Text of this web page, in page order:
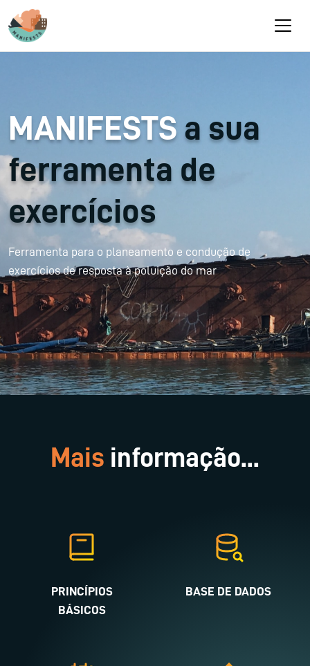
Passar para o conteúdo principal
MANIFESTS a sua
ferramenta de
exercícios
Ferramenta para o planeamento e condução de
exercícios de resposta à poluição do mar
Mais informação...
PRINCÍPIOS
BÁSICOS
BASE DE DADOS